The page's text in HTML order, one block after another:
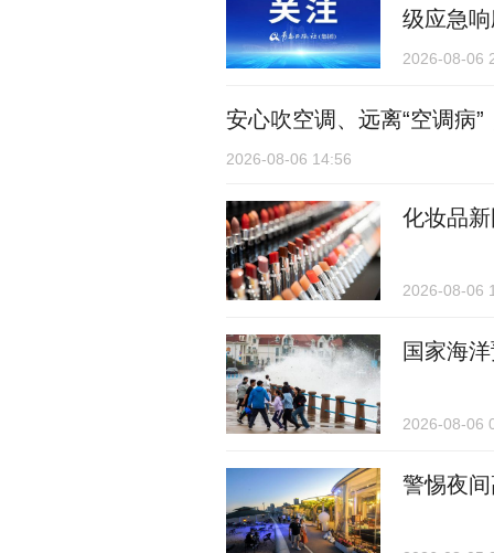
级应急
2026-08-06
安心吹空调、远离“空调病
2026-08-06 14:56
化妆品
2026-08-06
国家海
2026-08-06
警惕夜